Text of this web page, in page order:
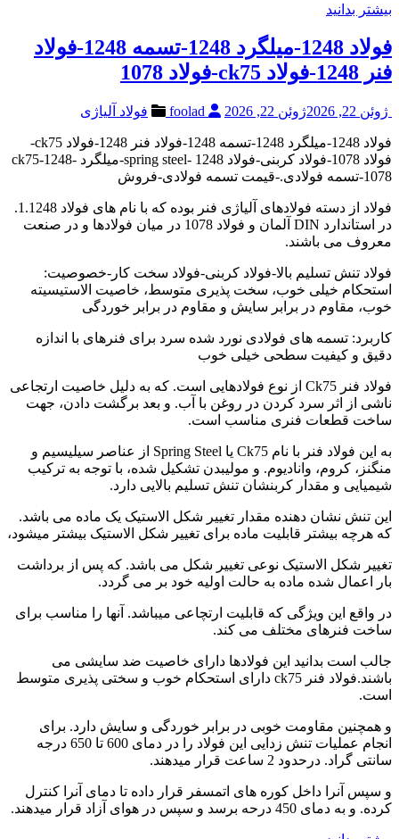
بیشتر بدانید
فولاد 1248-میلگرد 1248-تسمه 1248-فولاد
فنر 1248-فولاد ck75-فولاد 1078
ژوئن 22, 2026 ژوئن 22, 2026 فولاد آلیاژی
فولاد 1248-میلگرد 1248-تسمه 1248-فولاد فنر 1248-فولاد ck75-
فولاد 1078-فولاد کربنی-فولاد 1248 -spring steel-میلگرد ck75-1248-
1078-تسمه فولادی.-قیمت تسمه فولادی-فروش
فولاد از دسته فولادهای آلیاژی فنر بوده که با نام های فولاد 1.1248.
در استاندارد DIN آلمان و فولاد 1078 در میان فولادها و در صنعت
معروف می باشند.
فولاد تنش تسلیم بالا-فولاد کربنی-فولاد سخت کار-خصوصیت:
استحکام خیلی خوب، سخت پذیری متوسط، خاصیت الاستیسیته
خوب، مقاوم در برابر سایش و مقاوم در برابر خوردگی
کاربرد: تسمه های فولادی نورد شده سرد برای فنرهای با اندازه
دقیق و کیفیت سطحی خیلی خوب
فولاد فنر Ck75 از نوع فولادهایی است. که به دلیل خاصیت ارتجاعی
ناشی از اثر سرد کردن در روغن با آب. و بعد برگشت دادن، جهت
ساخت قطعات فنری مناسب است.
به این فولاد فنر با نام Ck75 یا Spring Steel از عناصر سیلیسیم و
منگنز، کروم، وانادیوم. و مولیبدن تشکیل شده، با توجه به ترکیب
شیمیایی و مقدار کربنشان تنش تسلیم بالایی دارد.
این تنش نشان دهنده مقدار تغییر شکل الاستیک یک ماده می باشد.
که هرچه بیشتر قابلیت ماده برای تغییر شکل الاستیک بیشتر میشود،
تغییر شکل الاستیک نوعی تغییر شکل می باشد. که پس از برداشت
بار اعمال شده ماده به حالت اولیه خود بر می گردد.
در واقع این ویژگی که قابلیت ارتچاعی میباشد. آنها را مناسب برای
ساخت فنرهای مختلف می کند.
جالب است بدانید این فولادها دارای خاصیت ضد سایشی می
باشند.فولاد فنر ck75 دارای استحکام خوب و سختی پذیری متوسط
است.
و همچنین مقاومت خوبی در برابر خوردگی و سایش دارد. برای
انجام عملیات تنش زدایی این فولاد را در دمای 600 تا 650 درجه
سانتی گراد. درحدود 2 ساعت قرار میدهند.
و سپس آنرا داخل کوره های اتمسفر قرار داده تا دمای آنرا کنترل
کرده. و به دمای 450 درحه برسد و سپس در هوای آزاد قرار میدهند.